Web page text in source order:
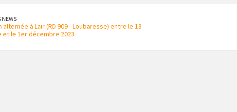
NEWS
alternée à Lair (RD 909 - Loubaresse) entre le 13
et le 1er décembre 2023